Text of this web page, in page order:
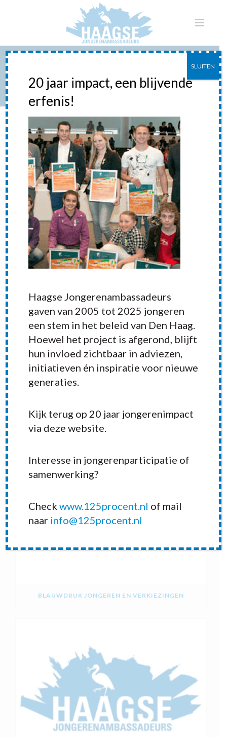
NAAMLOOS
HOME »
Naamloos
Posted26 juli 2014 In
RECENT POSTS
BLAUWDRUK JONGEREN EN VERKIEZINGEN
20 jaar impact, een blijvende
erfenis!
Haagse Jongerenambassadeurs
gaven van 2005 tot 2025 jongeren
een stem in het beleid van Den Haag.
Hoewel het project is afgerond, blijft
hun invloed zichtbaar in adviezen,
initiatieven én inspiratie voor nieuwe
generaties.
Kijk terug op 20 jaar jongerenimpact
via deze website.
Interesse in jongerenparticipatie of
samenwerking?
Checkwww.125procent.nl of mail
naar info@125procent.nl
SLUITEN